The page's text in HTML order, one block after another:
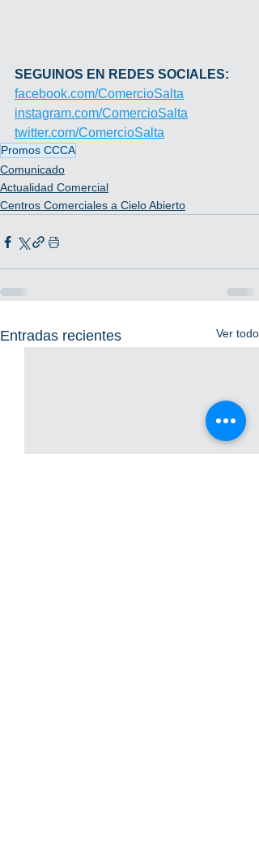
SEGUINOS EN REDES SOCIALES:
facebook.com/ComercioSalta
instagram.com/ComercioSalta
twitter.com/ComercioSalta
Promos CCCA
Comunicado
Actualidad Comercial
Centros Comerciales a Cielo Abierto
Entradas recientes Ver todo